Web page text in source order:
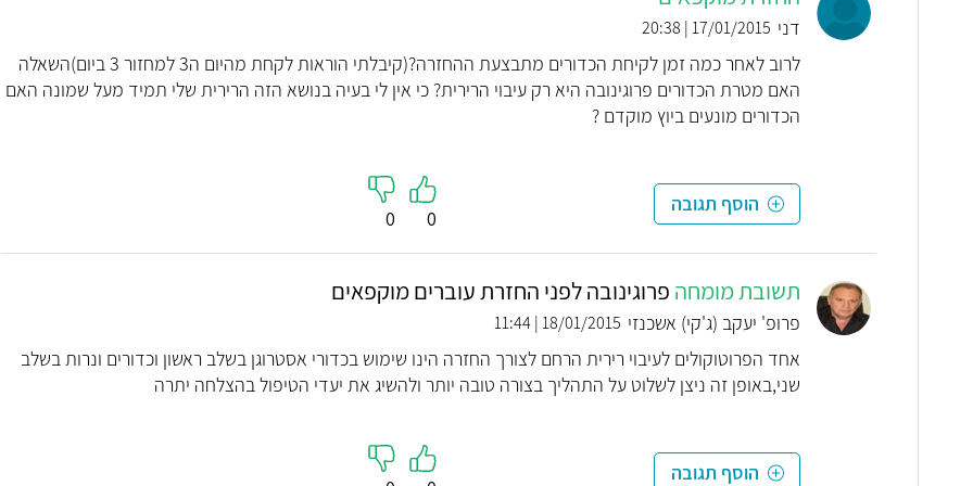
דני 17/01/2015 | 20:38
לרוב לאחר כמה זמן לקיחת הכדורים מתבצעת ההחזרה?(קיבלתי הוראות לקחת מהיום ה3 למחזור 3 ביום)השאלה
האם מטרת הכדורים פרוגינובה היא רק עיבוי הרירית? כי אין לי בעיה בנושא הזה הרירית שלי תמיד מעל שמונה האם
הכדורים מונעים ביוץ מוקדם ?
הוסף תגובה
0
0
תשובת מומחה פרוגינובה לפני החזרת עוברים מוקפאים
פרופ' יעקב (ג'קי) אשכנזי 18/01/2015 | 11:44
אחד הפרוטוקולים לעיבוי רירית הרחם לצורך החזרה הינו שימוש בכדורי אסטרוגן בשלב ראשון וכדורים ונרות בשלב
שני,באופן זה ניצן לשלוט על התהליך בצורה טובה יותר ולהשיג את יעדי הטיפול בהצלחה יתרה
הוסף תגובה